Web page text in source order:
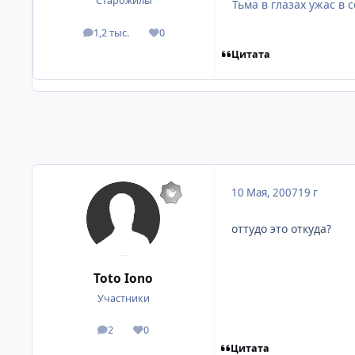
1,2 тыс.
посты 0
Репутация
Тьма в глазах ужас в
Цитата
Toto Iono
Участники
2
посты 0
Репутация
10 Мая, 200719 г
оттудо это откуда?
Цитата